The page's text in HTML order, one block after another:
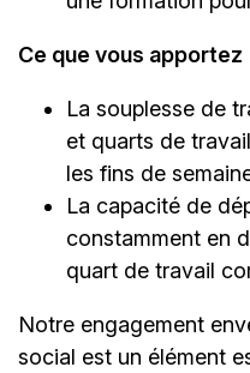
Ce que vous apportez
La souplesse de
et quarts de
les fins de
La capacité de
constamment en
quart de travail
Notre engagement
social est un élément